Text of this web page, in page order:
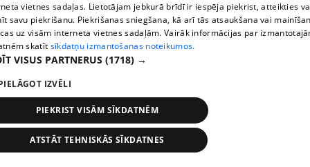
pirms 1 nedēļas, 3 dienām
Ogas un sēnes šogad dārgākas, bet uzpirkšanas
punktos to krietni mazāk
409. epizode
vietnes sadaļas. Lietotājam jebkurā brīdī ir iespēja piekrist, atteikties
savu piekrišanu. Piekrišanas sniegšana, kā arī tās atsaukšana vai
uz visām interneta vietnes sadaļām. Vairāk informācijas par
skatīt sīkdatņu izmantošanas noteikumos.
VISUS PARTNERUS (1718) →
IZVĒLI
PIEKRIST VISĀM SĪKDATNĒM
ATSTĀT TEHNISKĀS SĪKDATNES